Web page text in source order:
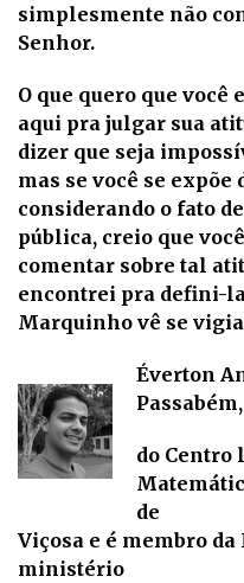
simplesmente não
Senhor.
O que quero que você
aqui pra julgar sua
dizer que seja
mas se você se expõe
considerando o fato
pública, creio que
comentar sobre tal
encontrei pra defini-la
Marquinho vê se
Éverton
do Centro
de
Viçosa e é membro
ministério